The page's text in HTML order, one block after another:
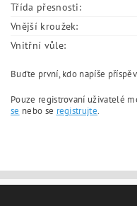
Třída přesnosti:
Vnější kroužek:
Vnitřní vůle:
Buďte první, kdo napíše
Pouze registrovaní uživatelé
se nebo se registrujte.